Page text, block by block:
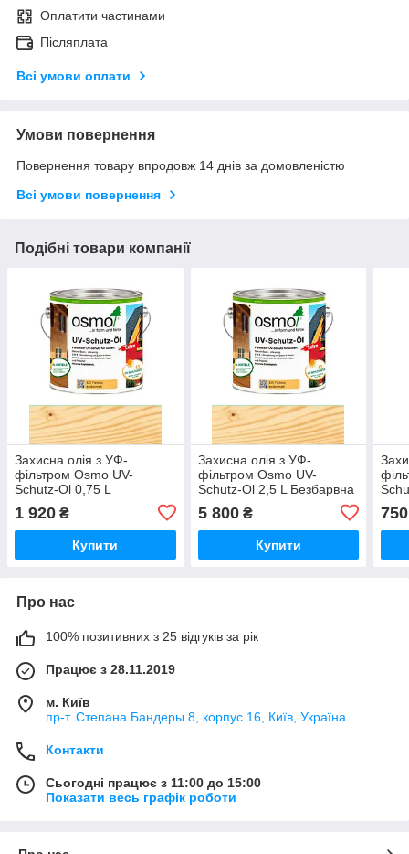
Оплатити частинами
Післяплата
Всі умови оплати
Умови повернення
Повернення товару впродовж 14 днів за домовленістю
Всі умови повернення
Подібні товари компанії
Захисна олія з УФ-
фільтром Osmo UV-
Schutz-Ol 0,75 L
(4006850477807)
1 920 ₴
Купити
Захисна олія з УФ-
фільтром Osmo UV-
Schutz-Ol 2,5 L Безбарвна
5 800₴
Купити
750
Про нас
100% позитивних з 25 відгуків за рік
Працює з 28.11.2019
м. Київ
пр-т. Степана Бандеры 8, корпус 16, Київ, Україна
Контакти
Сьогодні працює з 11:00 до 15:00
Показати весь графік роботи